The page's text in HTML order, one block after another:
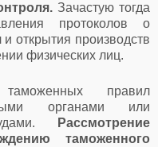
Зачастую тогда
протоколов о
открытия производств
физических лиц.
правил
органами или
Рассмотрение
таможенного